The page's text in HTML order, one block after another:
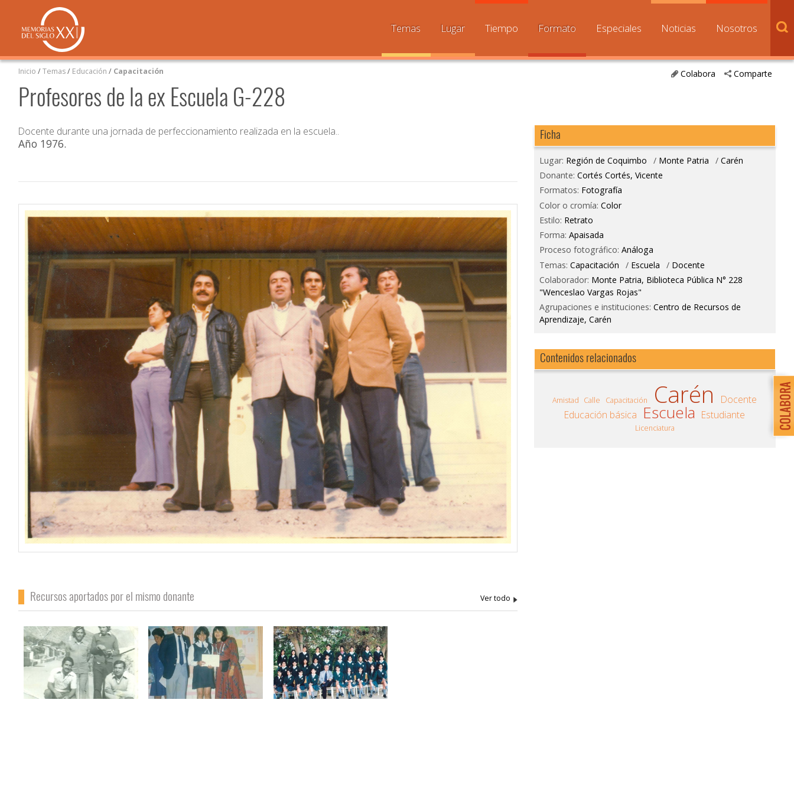
Temas Lugar Tiempo Formato Especiales Noticias Nosotros
Comparte
Colabora
Inicio /Temas/ Educación/ Capacitación
Profesores de la ex Escuela G-228
Docente durante una jornada de perfeccionamiento realizada en la escuela..
Año 1976.
Recursos aportados por el mismo donante
Ficha
Lugar: Región de Coquimbo / Monte Patria / Carén
Donante: Cortés Cortés, Vicente
Formatos: Fotografía
Color o cromía: Color
Estilo: Retrato
Forma: Apaisada
Proceso fotográfico: Análoga
Temas: Capacitación / Escuela / Docente
Colaborador: Monte Patria, Biblioteca Pública N° 228
"Wenceslao Vargas Rojas"
Agrupaciones e instituciones: Centro de Recursos de
Aprendizaje, Carén
Contenidos relacionados
Amistad Calle Capacitación Carén
Docente
Educación básica Escuela Estudiante
Licenciatura